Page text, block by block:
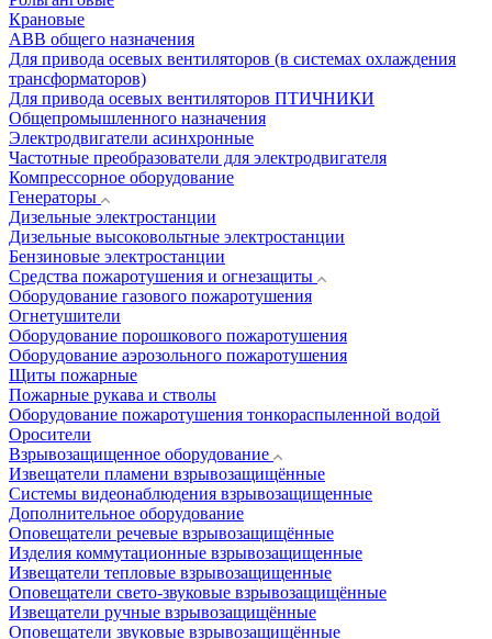
Крановые
АВВ общего назначения
Для привода осевых вентиляторов (в системах охлаждения
трансформаторов)
Для привода осевых вентиляторов ПТИЧНИКИ
Общепромышленного назначения
Электродвигатели асинхронные
Частотные преобразователи для электродвигателя
Компрессорное оборудование
Генераторы
Дизельные электростанции
Дизельные высоковольтные электростанции
Бензиновые электростанции
Средства пожаротушения и огнезащиты
Оборудование газового пожаротушения
Огнетушители
Оборудование порошкового пожаротушения
Оборудование аэрозольного пожаротушения
Щиты пожарные
Пожарные рукава и стволы
Оборудование пожаротушения тонкораспыленной водой
Оросители
Взрывозащищенное оборудование
Извещатели пламени взрывозащищённые
Системы видеонаблюдения взрывозащищенные
Дополнительное оборудование
Оповещатели речевые взрывозащищённые
Изделия коммутационные взрывозащищенные
Извещатели тепловые взрывозащищенные
Оповещатели свето-звуковые взрывозащищённые
Извещатели ручные взрывозащищённые
Оповещатели звуковые взрывозащищённые